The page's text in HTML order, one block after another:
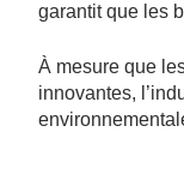
garantit que les
À mesure que
innovantes,